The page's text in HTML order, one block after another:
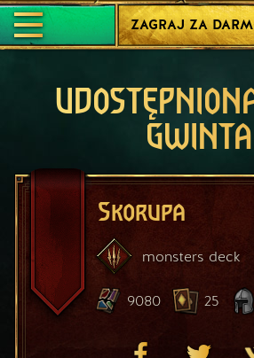
ZAGRAJ ZA
GWINTA
Skorupa
monsters deck
9080 25